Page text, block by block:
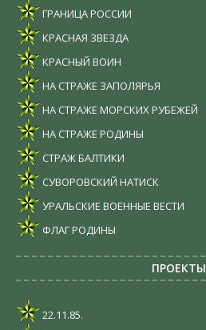
ГРАНИЦА РОССИИ
КРАСНАЯ ЗВЕЗДА
КРАСНЫЙ ВОИН
НА СТРАЖЕ ЗАПОЛЯРЬЯ
НА СТРАЖЕ МОРСКИХ РУБЕЖЕЙ
НА СТРАЖЕ РОДИНЫ
СТРАЖ БАЛТИКИ
СУВОРОВСКИЙ НАТИСК
УРАЛЬСКИЕ ВОЕННЫЕ ВЕСТИ
ФЛАГ РОДИНЫ
ПРОЕКТЫ
22.11.85.